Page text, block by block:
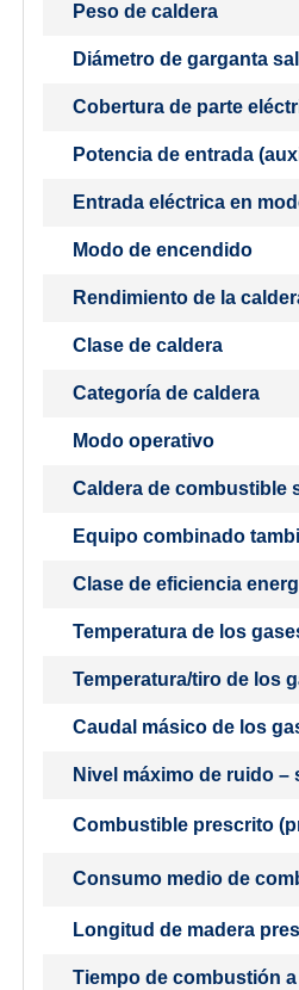
Peso de caldera
Diámetro de garganta
Cobertura de parte
Potencia de entrada
Entrada eléctrica en
Modo de encendido
Rendimiento de la
Clase de caldera
Categoría de caldera
Modo operativo
Caldera de combustible
Equipo combinado
Clase de eficiencia
Temperatura de los
Temperatura/tiro de los
Caudal másico de los
Nivel máximo de ruido –
Combustible prescrito
Consumo medio de
Longitud de madera
Tiempo de combustión